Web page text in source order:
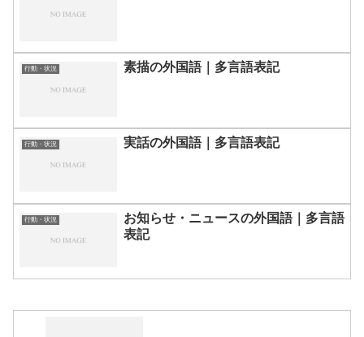
行動・状況 素描の外国語｜多言語表記
行動・状況 実話の外国語｜多言語表記
行動・状況
お知らせ・ニュースの外国語｜多言語
表記